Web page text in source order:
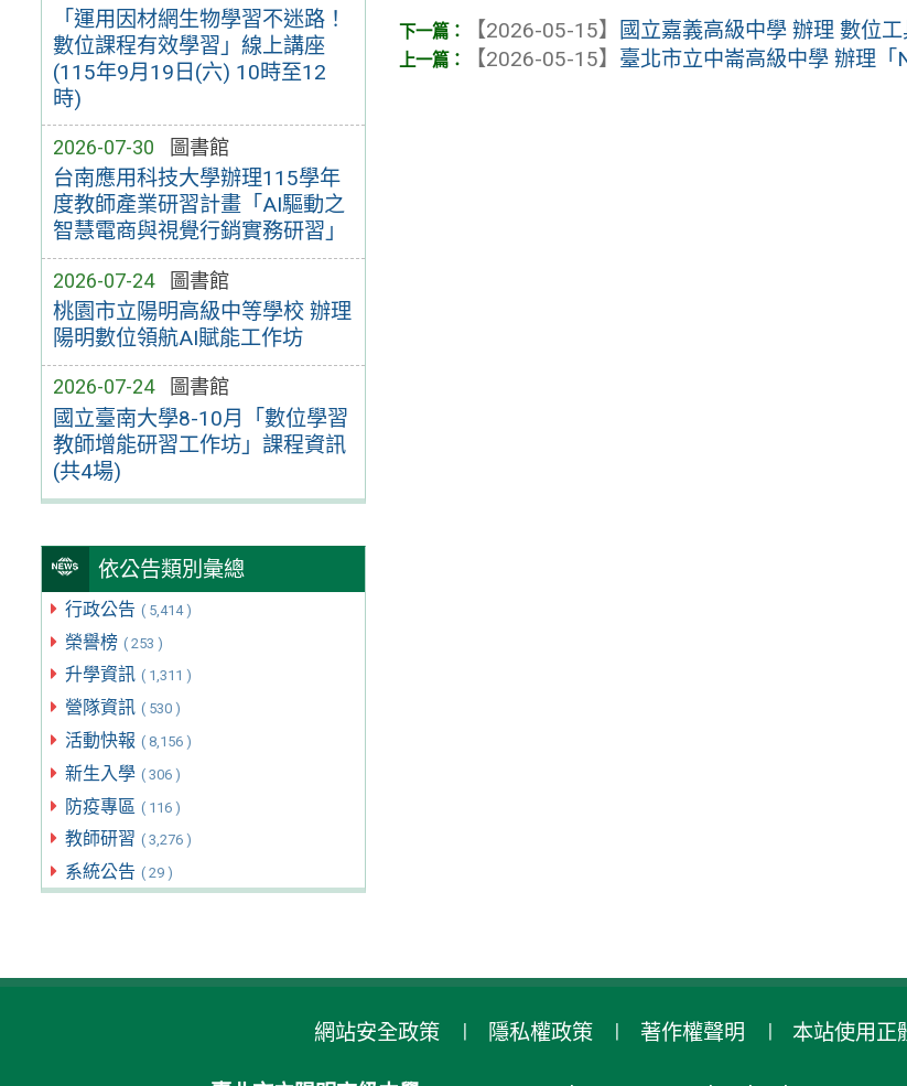
「運用因材網生物學習不迷路！
數位課程有效學習」線上講座
(115年9月19日(六) 10時至12
時)
2026-07-30 圖書館
台南應用科技大學辦理115學年
度教師產業研習計畫「AI驅動之
智慧電商與視覺行銷實務研習」
2026-07-24 圖書館
桃園市立陽明高級中等學校 辦理
陽明數位領航AI賦能工作坊
2026-07-24 圖書館
國立臺南大學8-10月「數位學習
教師增能研習工作坊」課程資訊
(共4場)
依公告類別彙總
行政公告 ( 5,414 )
榮譽榜 ( 253 )
升學資訊 ( 1,311 )
營隊資訊 ( 530 )
活動快報 ( 8,156 )
新生入學 ( 306 )
防疫專區 ( 116 )
教師研習 ( 3,276 )
系統公告 ( 29 )
【2026-05-15】
國立嘉義高級中學 辦理 數位
【2026-05-15】 臺北市立中崙高級中學 辦理
網站安全政策 隱私權政策 著作權聲明 本站使用正